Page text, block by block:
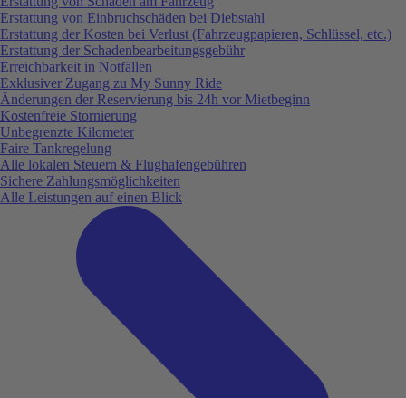
Erstattung von Einbruchschäden bei Diebstahl
Erstattung der Kosten bei Verlust (Fahrzeugpapieren, Schlüssel, etc.)
Erstattung der Schadenbearbeitungsgebühr
Erreichbarkeit in Notfällen
Exklusiver Zugang zu My Sunny Ride
Änderungen der Reservierung bis 24h vor Mietbeginn
Kostenfreie Stornierung
Unbegrenzte Kilometer
Faire Tankregelung
Alle lokalen Steuern & Flughafengebühren
Sichere Zahlungsmöglichkeiten
Alle Leistungen auf einen Blick